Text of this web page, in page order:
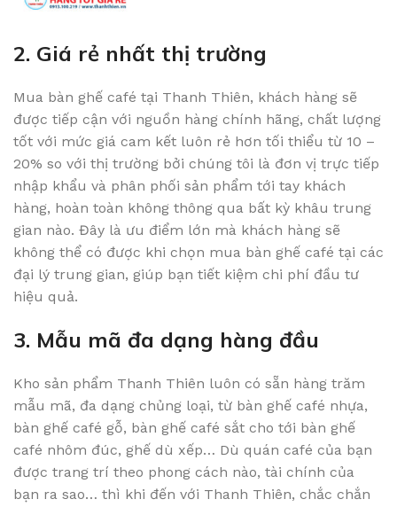
2. Giá rẻ nhất thị trường
Mua bàn ghế café tại Thanh Thiên, khách hàng sẽ
được tiếp cận với nguồn hàng chính hãng, chất lượng
tốt với mức giá cam kết luôn rẻ hơn tối thiểu từ 10 –
20% so với thị trường bởi chúng tôi là đơn vị trực tiếp
nhập khẩu và phân phối sản phẩm tới tay khách
hàng, hoàn toàn không thông qua bất kỳ khâu trung
gian nào. Đây là ưu điểm lớn mà khách hàng sẽ
không thể có được khi chọn mua bàn ghế café tại các
đại lý trung gian, giúp bạn tiết kiệm chi phí đầu tư
hiệu quả.
3. Mẫu mã đa dạng hàng đầu
Kho sản phẩm Thanh Thiên luôn có sẵn hàng trăm
mẫu mã, đa dạng chủng loại, từ bàn ghế café nhựa,
bàn ghế café gỗ, bàn ghế café sắt cho tới bàn ghế
café nhôm đúc, ghế dù xếp… Dù quán café của bạn
được trang trí theo phong cách nào, tài chính của
bạn ra sao… thì khi đến với Thanh Thiên, chắc chắn